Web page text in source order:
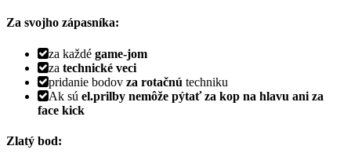
Za svojho zápasníka:
za každé game-jom
za technické veci
pridanie bodov za rotačnú techniku
Ak sú el.prilby nemôže pýtať za kop na hlavu ani za
face kick
Zlatý bod: